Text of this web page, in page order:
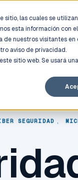
sitio, las cuales se
esta información con
nuestros visitantes
aviso de privacidad.
sitio web. Se usará
SEGURIDAD